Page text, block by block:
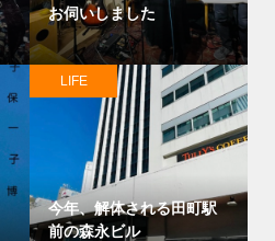
お伺いしました
今年、解体される田町駅
前の森永ビル
LIFE